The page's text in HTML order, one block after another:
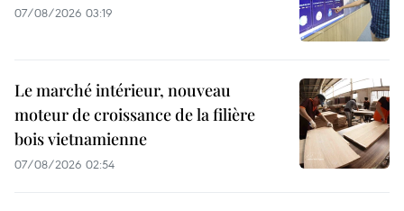
07/08/2026 03:19
Le marché intérieur, nouveau
moteur de croissance de la filière
bois vietnamienne
07/08/2026 02:54